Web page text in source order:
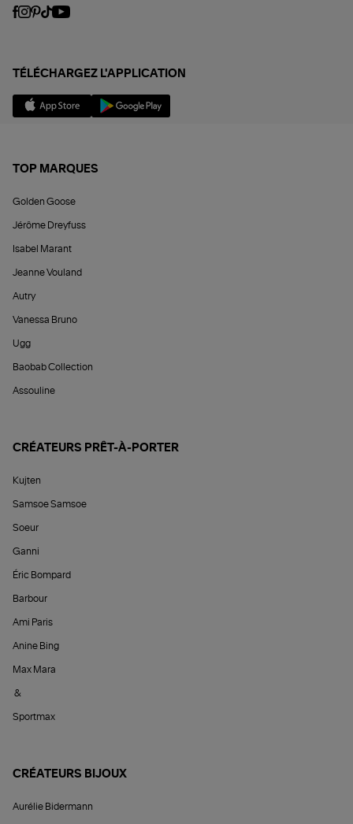
TÉLÉCHARGEZ L'APPLICATION
TOP MARQUES
Golden Goose
Jérôme Dreyfuss
Isabel Marant
Jeanne Vouland
Autry
Vanessa Bruno
Ugg
Baobab Collection
Assouline
CRÉATEURS PRÊT-À-PORTER
Kujten
Samsoe Samsoe
Soeur
Ganni
Éric Bompard
Barbour
Ami Paris
Anine Bing
Max Mara
&
Sportmax
CRÉATEURS BIJOUX
Aurélie Bidermann